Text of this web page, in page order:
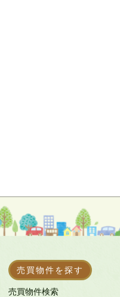
売買物件を探す
売買物件検索